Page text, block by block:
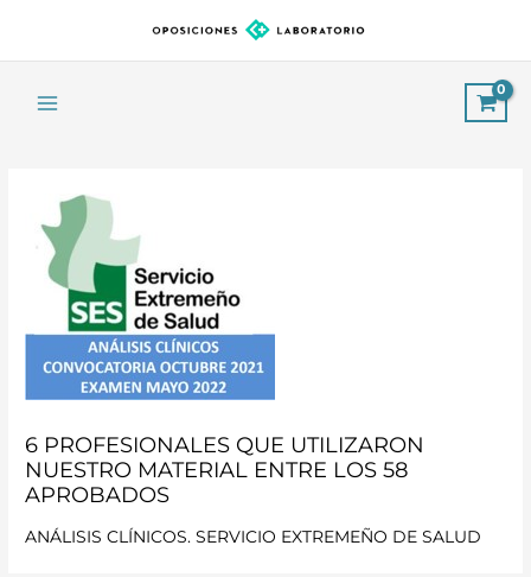
contenido
6 PROFESIONALES QUE UTILIZARON
NUESTRO MATERIAL ENTRE LOS 58
APROBADOS
ANÁLISIS CLÍNICOS. SERVICIO EXTREMEÑO DE SALUD